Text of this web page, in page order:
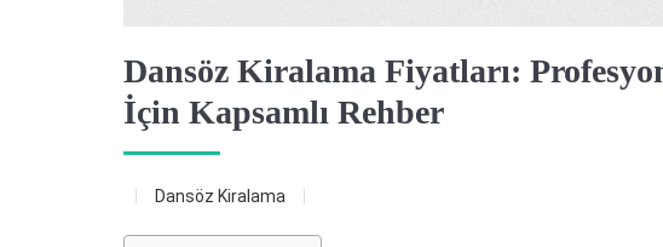
Dansöz Kiralama Fiyatları:
İçin Kapsamlı Rehber
Dansöz Kiralama